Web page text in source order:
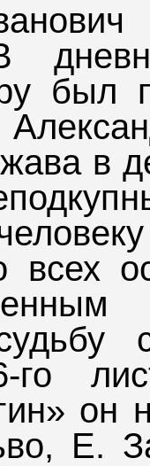
был
в
всех
го
он
Е.